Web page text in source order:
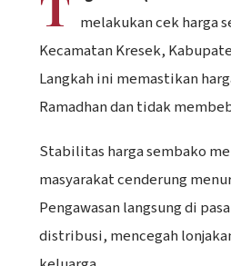
melakukan cek harga
Kecamatan Kresek,
Langkah ini memastikan
Ramadhan dan tidak
Stabilitas harga sembako
masyarakat cenderung
Pengawasan langsung di
distribusi, mencegah